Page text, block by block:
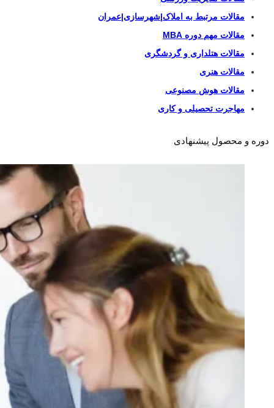
مقالات مرتبط به املاک|شهرسازی|عمران
مقالات مهم دوره MBA
مقالات هتلداری و گردشگری
مقالات هنری
مقالات هوش مصنوعی
مهاجرت تحصیلی و کاری
دوره و محصول پیشنهادی